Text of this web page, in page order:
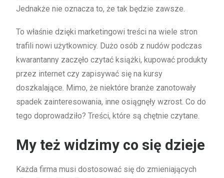
Jednakże nie oznacza to, że tak będzie zawsze.
To właśnie dzięki marketingowi treści na wiele stron
trafili nowi użytkownicy. Dużo osób z nudów podczas
kwarantanny zaczęło czytać książki, kupować produkty
przez internet czy zapisywać się na kursy
doszkalające. Mimo, że niektóre branże zanotowały
spadek zainteresowania, inne osiągnęły wzrost. Co do
tego doprowadziło? Treści, które są chętnie czytane.
My też widzimy co się dzieje
Każda firma musi dostosować się do zmieniających